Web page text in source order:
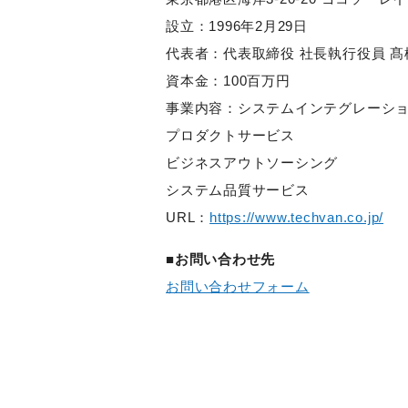
設立：1996年2月29日
代表者：代表取締役 社長執行役員
資本金：100百万円
事業内容：システムインテグレーシ
プロダクトサービス
ビジネスアウトソーシング
システム品質サービス
URL： https://www.techvan.co.jp/
■お問い合わせ先
お問い合わせフォーム